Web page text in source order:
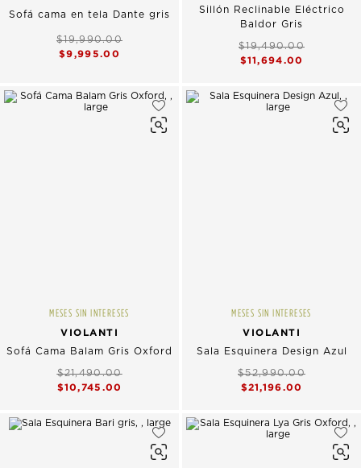
Sofá cama en tela Dante gris
$19,990.00
$9,995.00
Sillón Reclinable Eléctrico
Baldor Gris
$19,490.00
$11,694.00
MESES SIN INTERESES
VIOLANTI
Sofá Cama Balam Gris Oxford
$21,490.00
$10,745.00
MESES SIN INTERESES
VIOLANTI
Sala Esquinera Design Azul
$52,990.00
$21,196.00